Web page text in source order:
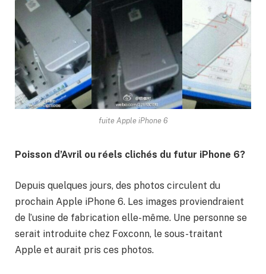
fuite Apple iPhone 6
Poisson d’Avril ou réels clichés du futur iPhone 6?
Depuis quelques jours, des photos circulent du
prochain Apple iPhone 6. Les images proviendraient
de l’usine de fabrication elle-même. Une personne se
serait introduite chez Foxconn, le sous-traitant
Apple et aurait pris ces photos.